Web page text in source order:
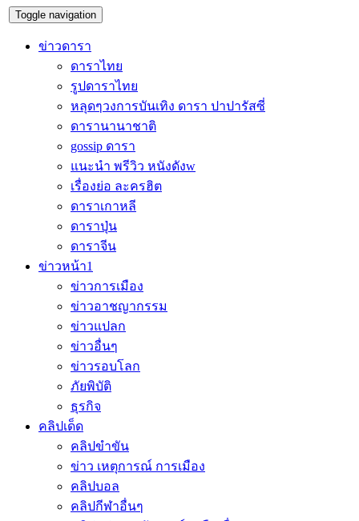
Toggle navigation
ข่าวดารา
ดาราไทย
รูปดาราไทย
หลุดๆวงการบันเทิง ดารา ปาปารัสซี่
ดารานานาชาติ
gossip ดารา
แนะนำ พรีวิว หนังดังw
เรื่องย่อ ละครฮิต
ดาราเกาหลี
ดาราปุ่น
ดาราจีน
ข่าวหน้า1
ข่าวการเมือง
ข่าวอาชญากรรม
ข่าวแปลก
ข่าวอื่นๆ
ข่าวรอบโลก
ภัยพิบัติ
ธุรกิจ
คลิปเด็ด
คลิปขำขัน
ข่าว เหตุการณ์ การเมือง
คลิปบอล
คลิปกีฬาอื่นๆ